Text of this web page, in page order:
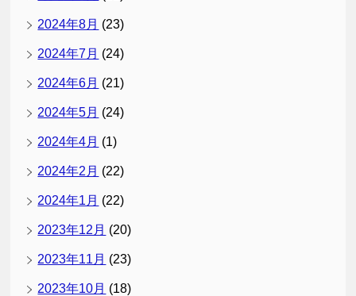
2024年8月 (23)
2024年7月 (24)
2024年6月 (21)
2024年5月 (24)
2024年4月 (1)
2024年2月 (22)
2024年1月 (22)
2023年12月 (20)
2023年11月 (23)
2023年10月 (18)